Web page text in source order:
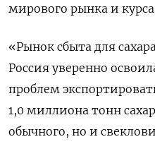
мирового рынка и курса
«Рынок сбыта для
Россия уверенно
проблем
1,0 миллиона тонн
обычного, но и